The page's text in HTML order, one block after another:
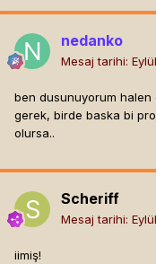
nedanko
Mesaj tarihi:
ben dusunuyorum halen
gerek, birde baska bi
olursa..
Scheriff
Mesaj tarihi:
iimiş!